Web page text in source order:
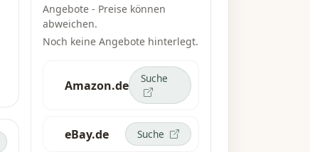
Angebote - Preise können
abweichen.
Noch keine Angebote hinterlegt.
Amazon.de Suche
eBay.de Suche